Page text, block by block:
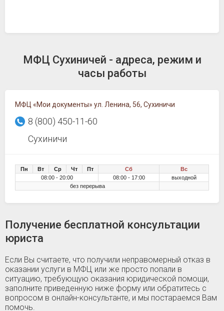
МФЦ Сухиничей - адреса, режим и
часы работы
МФЦ «Мои документы» ул. Ленина, 56, Сухиничи
8 (800) 450-11-60
Сухиничи
Пн Вт Ср Чт Пт Сб
Вс
08:00 - 20:00
08:00 - 17:00
выходной
без перерыва
Получение бесплатной консультации
юриста
Если Вы считаете, что получили неправомерный отказ в
оказании услуги в МФЦ или же просто попали в
ситуацию, требующую оказания юридической помощи,
заполните приведенную ниже форму или обратитесь с
вопросом в онлайн-консультанте, и мы постараемся Вам
помочь.